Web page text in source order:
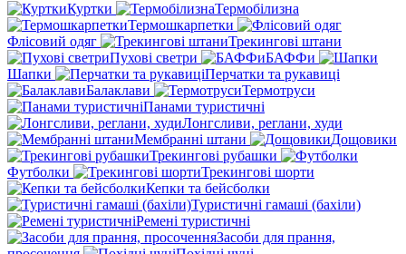
Куртки
Термобілизна
Термошкарпетки
Флісовий одяг
Трекингові штани
Пухові светри
БАФФи
Шапки
Перчатки та рукавиці
Балаклави
Термотруси
Панами туристичні
Лонгсливи, реглани, худи
Мембранні штани
Дощовики
Трекингові рубашки
Футболки
Трекингові шорти
Кепки та бейсболки
Туристичні гамаші (бахіли)
Ремені туристичні
Засоби для прання,